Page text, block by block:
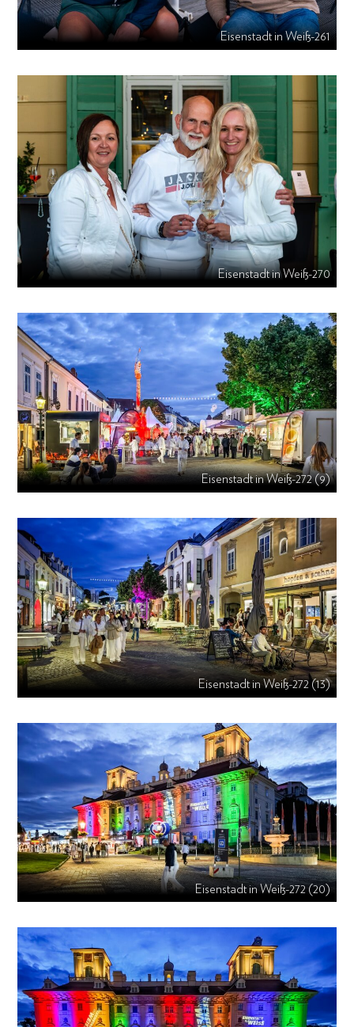
Eisenstadt in Weiß-261
Eisenstadt in Weiß-270
Eisenstadt in Weiß-272 (9)
Eisenstadt in Weiß-272 (13)
Eisenstadt in Weiß-272 (20)